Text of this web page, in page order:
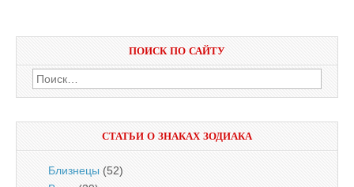
ПОИСК ПО САЙТУ
Найти:
СТАТЬИ О ЗНАКАХ ЗОДИАКА
Близнецы (52)